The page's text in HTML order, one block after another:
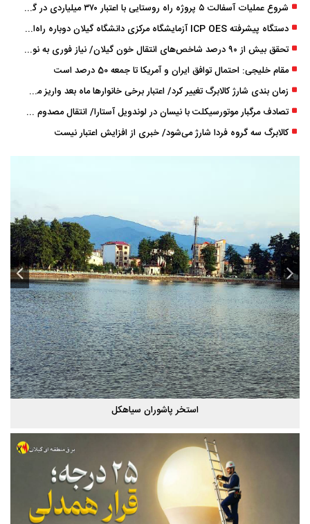
شروع عملیات آسفالت ۵ پروژه راه ‌روستایی با اعتبار ۳۷۰ میلیاردی در گیلان
دستگاه پیشرفته ICP OES آزمایشگاه مرکزی دانشگاه گیلان دوباره راه‌اندازی شد
تحقق بیش از ۹۰ درصد شاخص‌های انتقال خون گیلان/ نیاز فوری به نوسازی تجهیزات آزمایشگاهی
مقام خلیجی: احتمال توافق ایران و آمریکا تا جمعه 50 درصد است
زمان ‌بندی شارژ کالابرگ تغییر کرد/ اعتبار برخی خانوارها ماه بعد واریز می‌شود
تصادف مرگبار موتورسیکلت با نیسان در لوندویل آستارا/ انتقال مصدوم با اورژانس هوایی به رشت
کالابرگ سه گروه فردا شارژ می‌شود/ خبری از افزایش اعتبار نیست
پاییز هزار رنگ گیلان